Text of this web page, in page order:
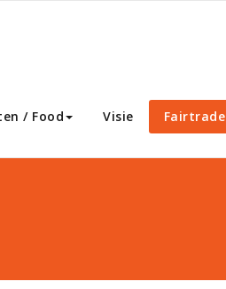
/ Food Visie Fairtrade